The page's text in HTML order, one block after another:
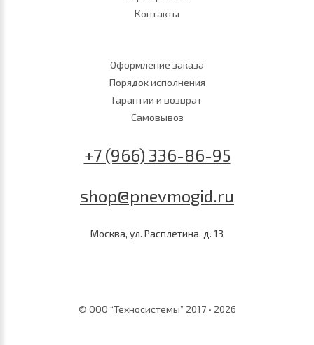
Контакты
Оформление заказа
Порядок исполнения
Гарантии и возврат
Самовывоз
+7 (966) 336-86-95
shop@pnevmogid.ru
Москва, ул. Расплетина, д. 13
© ООО “Техносистемы” 2017 • 2026